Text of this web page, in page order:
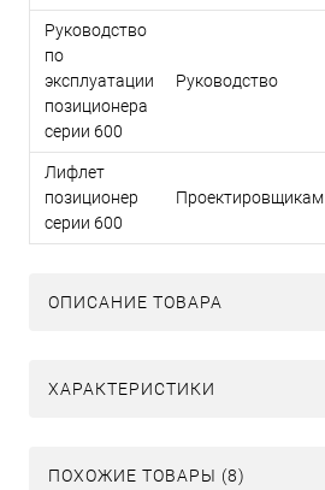
Руководство
по
эксплуатации
позиционера
серии 600
Руководство
Лифлет
позиционер
серии 600
Проектировщикам
ОПИСАНИЕ ТОВАРА
ХАРАКТЕРИСТИКИ
ПОХОЖИЕ ТОВАРЫ (8)